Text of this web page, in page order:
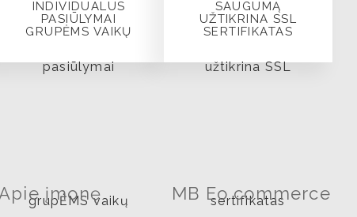
INDIVIDUALŪS
PASIŪLYMAI
GRUPĖMS VAIKŲ
SAUGUMĄ
UŽTIKRINA SSL
SERTIFIKATAS
Apie įmonę MB Eo commerce